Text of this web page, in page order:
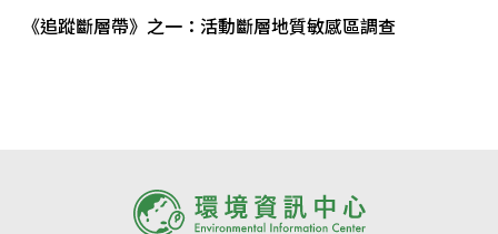
《追蹤斷層帶》之一：活動斷層地質敏感區調查